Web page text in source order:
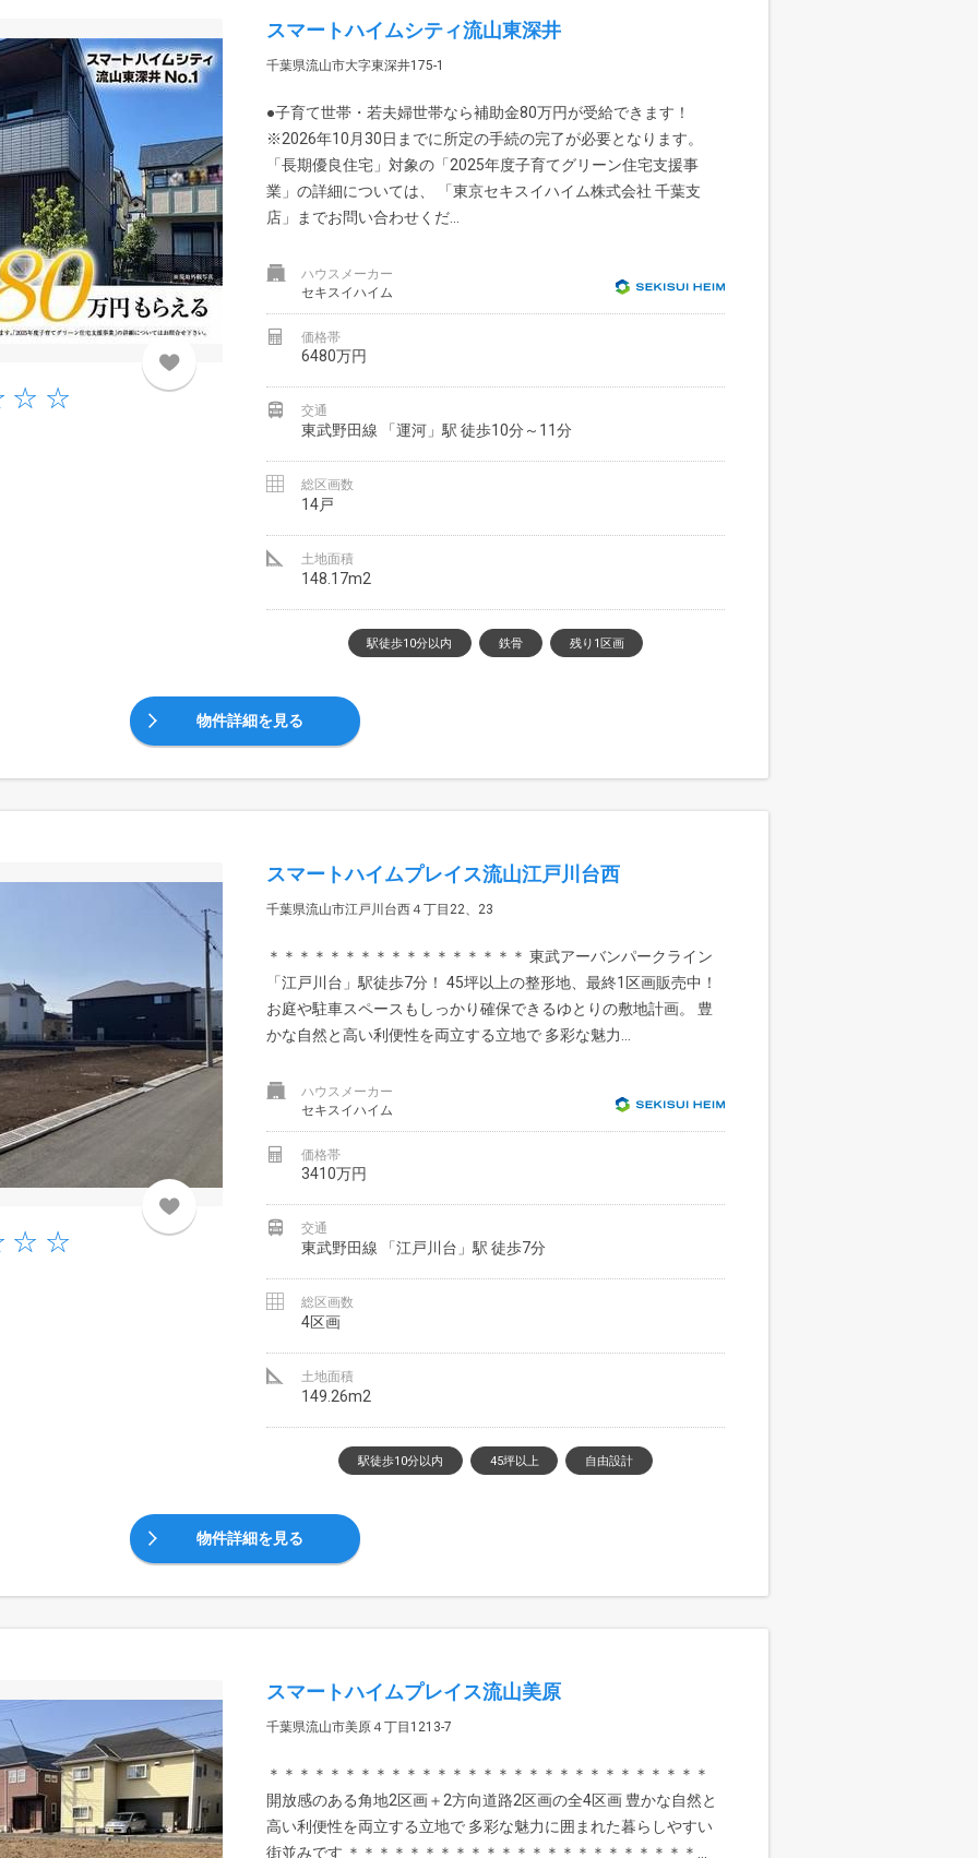
スマートハイムシティ流山東深井
千葉県流山市大字東深井175-1
●子育て世帯・若夫婦世帯なら補助金80万円が受給できます！
※2026年10月30日までに所定の手続の完了が必要となります。
「長期優良住宅」対象の「2025年度子育てグリーン住宅支援事
業」の詳細については、 「東京セキスイハイム株式会社 千葉支
店」までお問い合わせくだ...
ハウスメーカー
セキスイハイム
価格帯
6480万円
交通
東武野田線 「運河」駅 徒歩10分～11分
総区画数
14戸
土地面積
148.17m2
駅徒歩10分以内 鉄骨 残り1区画
物件詳細を見る
スマートハイムプレイス流山江戸川台西
千葉県流山市江戸川台西４丁目22、23
＊＊＊＊＊＊＊＊＊＊＊＊＊＊＊＊＊ 東武アーバンパークライン
「江戸川台」駅徒歩7分！ 45坪以上の整形地、最終1区画販売中！
お庭や駐車スペースもしっかり確保できるゆとりの敷地計画。 豊
かな自然と高い利便性を両立する立地で 多彩な魅力...
ハウスメーカー
セキスイハイム
価格帯
3410万円
交通
東武野田線 「江戸川台」駅 徒歩7分
総区画数
4区画
土地面積
149.26m2
駅徒歩10分以内 45坪以上 自由設計
物件詳細を見る
スマートハイムプレイス流山美原
千葉県流山市美原４丁目1213-7
＊＊＊＊＊＊＊＊＊＊＊＊＊＊＊＊＊＊＊＊＊＊＊＊＊＊＊＊＊
開放感のある角地2区画＋2方向道路2区画の全4区画 豊かな自然と
高い利便性を両立する立地で 多彩な魅力に囲まれた暮らしやすい
街並みです ＊＊＊＊＊＊＊＊＊＊＊＊＊＊＊＊＊＊＊＊＊＊＊...